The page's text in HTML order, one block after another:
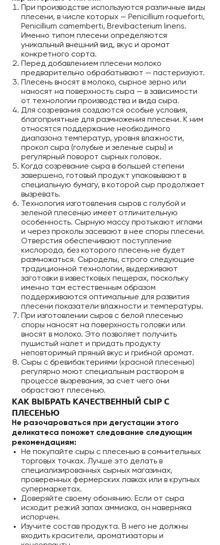
При производстве используются различные виды
плесени, в числе которых — Penicillium roqueforti,
Penicillium camemberti, Brevibacterium linens.
Именно типом плесени определяются
уникальный внешний вид, вкус и аромат
конкретного сорта.
Перед добавлением плесени молоко
предварительно обрабатывают — пастеризуют.
Плесень вносят в молоко, сырное зерно или
наносят на поверхность сыра — в зависимости
от технологии производства и вида сыра.
Для созревания создаются особые условия,
благоприятные для размножения плесени. К ним
относятся поддержание необходимого
диапазона температур, уровня влажности,
прокол сыра (голубые и зеленые сыры) и
регулярный поворот сырных головок.
Когда созревание сыра в большей степени
завершено, готовый продукт упаковывают в
специальную бумагу, в которой сыр продолжает
вызревать.
Технология изготовления сыров с голубой и
зеленой плесенью имеет отличительную
особенность. Сырную массу протыкают иглами
и через проколы засевают в нее споры плесени.
Отверстия обеспечивают поступление
кислорода, без которого плесень не будет
размножаться. Сыроделы, строго следующие
традиционной технологии, выдерживают
заготовки в известковых пещерах, поскольку
именно там естественным образом
поддерживаются оптимальные для развития
плесени показатели влажности и температуры.
При изготовлении сыров с белой плесенью
споры наносят на поверхность головки или
вносят в молоко. Это позволяет получить
пушистый налет и придать продукту
неповторимый пряный вкус и грибной аромат.
Сыры с бревибактериями (красной плесенью)
регулярно моют специальным раствором в
процессе вызревания, за счет чего они
обрастают плесенью.
КАК ВЫБРАТЬ КАЧЕСТВЕННЫЙ СЫР С
ПЛЕСЕНЬЮ
Не разочароваться при дегустации этого
деликатеса поможет следование следующим
рекомендациям:
Не покупайте сыры с плесенью в сомнительных
торговых точках. Лучше это делать в
специализированных сырных магазинах,
проверенных фермерских лавках или в крупных
супермаркетах.
Доверяйте своему обонянию. Если от сыра
исходит резкий запах аммиака, он наверняка
испорчен.
Изучите состав продукта. В него не должны
входить красители, ароматизаторы и